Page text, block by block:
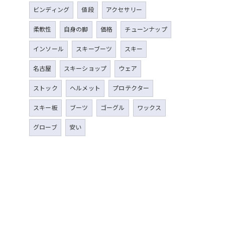
ビンディング
値段
アクセサリー
柔軟性
自身の脚 価格
チューンナップ
インソール
スキーブーツ
スキー
名古屋
スキーショップ
ウェア
ストック
ヘルメット
プロテクター
スキー板
ブーツ ゴーグル
ワックス
グローブ
安い